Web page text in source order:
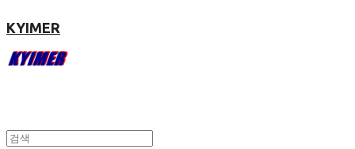
KYIMER